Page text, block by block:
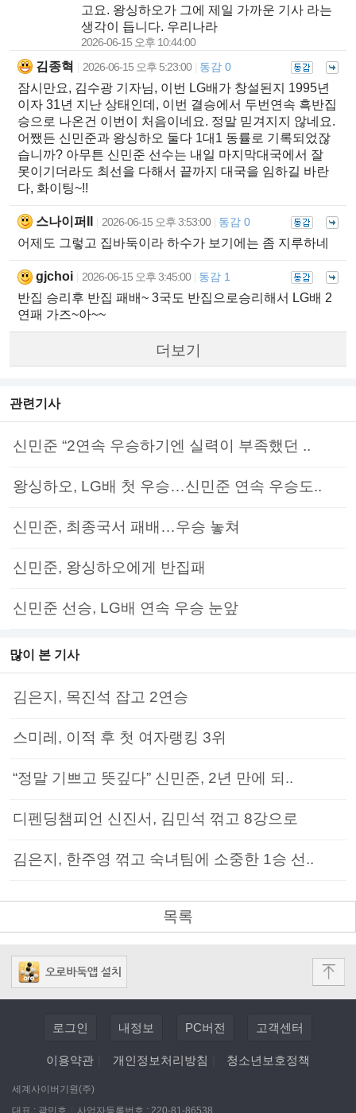
고요. 왕싱하오가 그에 제일 가까운 기사 라는
생각이 듭니다. 우리나라
2026-06-15 오후 10:44:00
김종혁 2026-06-15 오후 5:23:00 동감 0
잠시만요, 김수광 기자님, 이번 LG배가 창설된지 1995년
이자 31년 지난 상태인데, 이번 결승에서 두번연속 흑반집
승으로 나온건 이번이 처음이네요. 정말 믿겨지지 않네요.
어쨌든 신민준과 왕싱하오 둘다 1대1 동률로 기록되었잖
습니까? 아무튼 신민준 선수는 내일 마지막대국에서 잘
못이기더라도 최선을 다해서 끝까지 대국을 임하길 바란
다, 화이팅~!!
스나이퍼II 2026-06-15 오후 3:53:00 동감 0
어제도 그렇고 집바둑이라 하수가 보기에는 좀 지루하네
gjchoi 2026-06-15 오후 3:45:00 동감 1
반집 승리후 반집 패배~ 3국도 반집으로승리해서 LG배 2
연패 가즈~아~~
더보기
관련기사
신민준 “2연속 우승하기엔 실력이 부족했던 ..
왕싱하오, LG배 첫 우승…신민준 연속 우승도..
신민준, 최종국서 패배…우승 놓쳐
신민준, 왕싱하오에게 반집패
신민준 선승, LG배 연속 우승 눈앞
많이 본 기사
김은지, 목진석 잡고 2연승
스미레, 이적 후 첫 여자랭킹 3위
“정말 기쁘고 뜻깊다” 신민준, 2년 만에 되..
디펜딩챔피언 신진서, 김민석 꺾고 8강으로
김은지, 한주영 꺾고 숙녀팀에 소중한 1승 선..
목록
로그인 내정보 PC버전 고객센터
이용약관 개인정보처리방침 청소년보호정책
세계사이버기원(주)
대표 : 곽민호
사업자등록번호 : 220-81-86538